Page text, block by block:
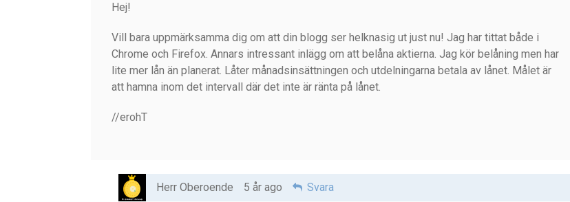
Hej!
Vill bara uppmärksamma dig om att din blogg ser helknasig ut just nu! Jag har tittat både i
Chrome och Firefox. Annars intressant inlägg om att belåna aktierna. Jag kör belåning men har
lite mer lån än planerat. Låter månadsinsättningen och utdelningarna betala av lånet. Målet är
att hamna inom det intervall där det inte är ränta på lånet.
//erohT
Herr Oberoende 5 år ago Svara